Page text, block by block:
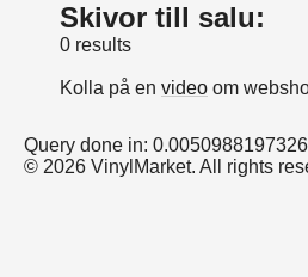
Skivor till salu:
0 results
Kolla på en video om
Query done in:
© 2026 VinylMarket. All rights